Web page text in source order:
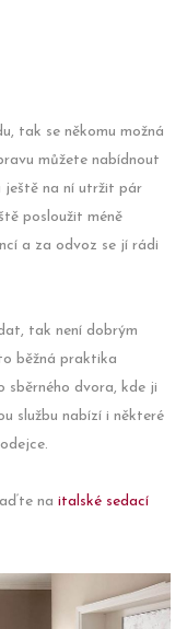
tak se někomu možná
můžete nabídnout
ještě na ní utržit pár
posloužit méně
a za odvoz se jí rádi
tak není dobrým
běžná praktika
sběrného dvora, kde ji
službu nabízí i některé
na italské sedací